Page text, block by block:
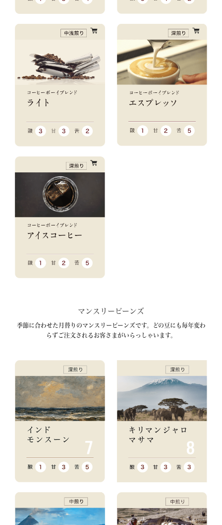
マンスリービーンズ
季節に合わせた月替りのマンスリービーンズです。どの豆にも毎年変わ
らずご注文されるお客さまがいらっしゃいます。